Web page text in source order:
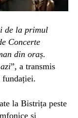
de la primul
Concerte
din oraș.
”, a transmis
fundației.
la Bistrița peste
și